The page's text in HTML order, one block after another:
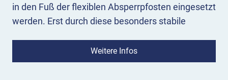
in den Fuß der flexiblen Absperrpfosten eingesetzt
werden. Erst durch diese besonders stabile
Flexipfosten möglich.Weitere Infos